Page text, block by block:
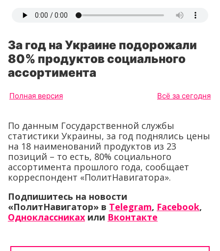
За год на Украине подорожали
80% продуктов социального
ассортимента
Полная версия Всё за сегодня
По данным Государственной службы
статистики Украины, за год поднялись цены
на 18 наименований продуктов из 23
позиций – то есть, 80% социального
ассортимента прошлого года, сообщает
корреспондент «ПолитНавигатора».
Подпишитесь на новости
«ПолитНавигатор» в Telegram, Facebook,
Одноклассниках или Вконтакте